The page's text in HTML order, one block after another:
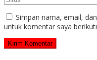
Simpan nama, email,
untuk komentar saya